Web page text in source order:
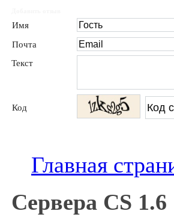
Имя
Почта
Текст
Код
Главная
Сервера CS 1.6